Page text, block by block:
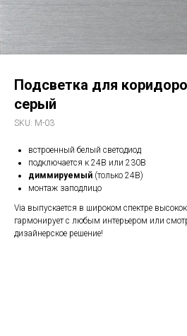
Подсветка для
серый
SKU: M-03
встроенный белый светодиод
подключается к 24В или 230В
диммируемый (только 24В)
монтаж заподлицо
Via выпускается в широком спектре
гармонирует с любым интерьером или
дизайнерское решение!